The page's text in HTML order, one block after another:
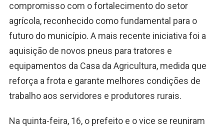
compromisso com o fortalecimento do setor
agrícola, reconhecido como fundamental para o
futuro do município. A mais recente iniciativa foi a
aquisição de novos pneus para tratores e
equipamentos da Casa da Agricultura, medida que
reforça a frota e garante melhores condições de
trabalho aos servidores e produtores rurais.
Na quinta-feira, 16, o prefeito e o vice se reuniram